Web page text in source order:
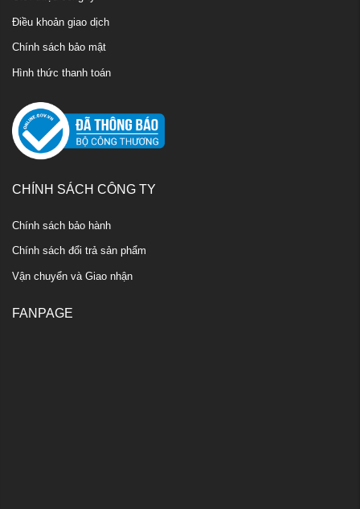
Điều khoản giao dịch
Chính sách bảo mật
Hình thức thanh toán
CHÍNH SÁCH CÔNG TY
Chính sách bảo hành
Chính sách đổi trả sản phẩm
Vận chuyển và Giao nhận
FANPAGE